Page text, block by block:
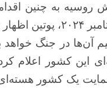
روسیه به چنین
۲۰۲۴، پوتین
آن‌ها در جنگ
این کشور
یک کشور